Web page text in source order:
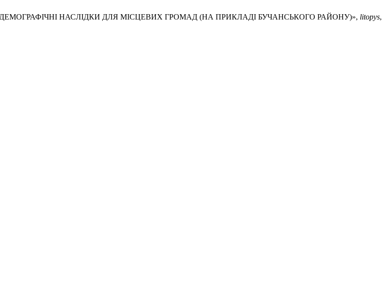
ДЕМОГРАФІЧНІ НАСЛІДКИ ДЛЯ МІСЦЕВИХ ГРОМАД (НА ПРИКЛАДІ БУЧАНСЬКОГО РАЙОНУ)», litopys,